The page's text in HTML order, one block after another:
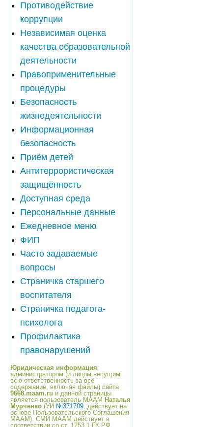
Противодействие
коррупции
Независимая оценка
качества образовательной
деятельности
Правоприменительные
процедуры
Безопасность
жизнедеятельности
Информационная
безопасность
Приём детей
Антитеррористическая
защищённость
Доступная среда
Персональные данные
Ежедневное меню
ФИП
Часто задаваемые
вопросы
Страничка старшего
воспитателя
Страничка педагога-
психолога
Профилактика
правонарушений
Юридическая информация:
администратором (и лицом несущим
всю ответственность за всё
содержание, включая файлы) сайта
9668.maam.ru и данной страницы
является пользователь МААМ Наталья
Мурченко (УИ №371709, действует на
основе Пользовательского Соглашения
МААМ). СМИ МААМ действует в
соответствии со ст. 1253.1 ГК РФ.